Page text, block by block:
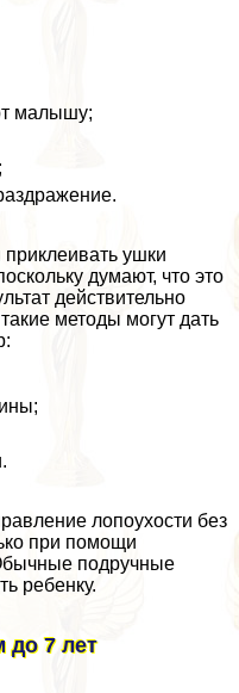
малышу;
ушки
думают, что это
действительно
методы могут дать
лопоухости без
при помощи
подручные
ребенку.
до 7 лет